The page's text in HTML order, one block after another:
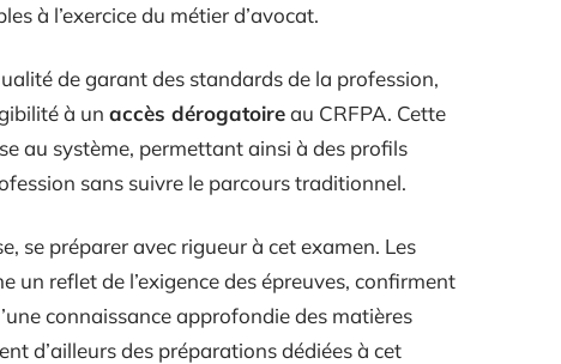
à l’exercice du métier d’avocat.
de garant des standards de la profession,
à un accès dérogatoireau CRFPA. Cette
au système, permettant ainsi à des profils
sans suivre le parcours traditionnel.
se préparer avec rigueur à cet examen. Les
un reflet de l’exigence des épreuves, confirment
connaissance approfondie des matières
d’ailleurs des préparations dédiées à cet